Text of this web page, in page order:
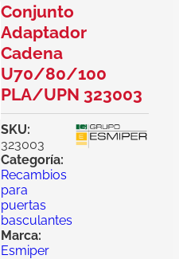
Conjunto
Adaptador
Cadena
U70/80/100
PLA/UPN 323003
SKU:
323003
Categoría:
Recambios
para
puertas
basculantes
Marca:
Esmiper